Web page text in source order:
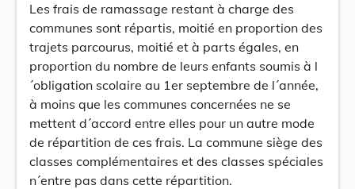
Les frais de ramassage restant à charge des
communes sont répartis, moitié en proportion des
trajets parcourus, moitié et à parts égales, en
proportion du nombre de leurs enfants soumis à l
´obligation scolaire au 1er septembre de l´année,
à moins que les communes concernées ne se
mettent d´accord entre elles pour un autre mode
de répartition de ces frais. La commune siège des
classes complémentaires et des classes spéciales
n´entre pas dans cette répartition.